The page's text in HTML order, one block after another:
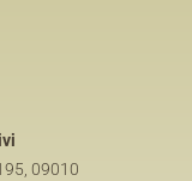
09010